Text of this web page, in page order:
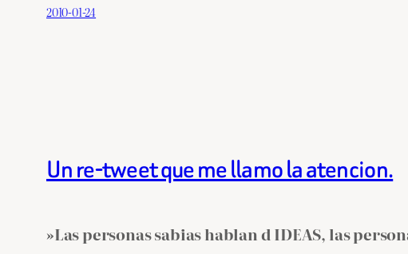
2010-01-24
Un re-tweet que me llamo la atencion.
»Las personas sabias hablan d IDEAS, las